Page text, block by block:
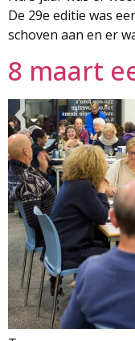
De 29e editie was
schoven aan en er
8 maart